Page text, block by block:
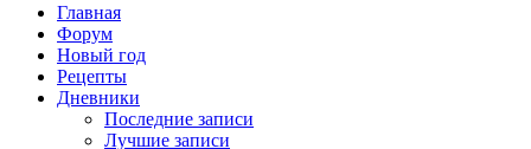
Главная
Форум
Новый год
Рецепты
Дневники
Последние записи
Лучшие записи